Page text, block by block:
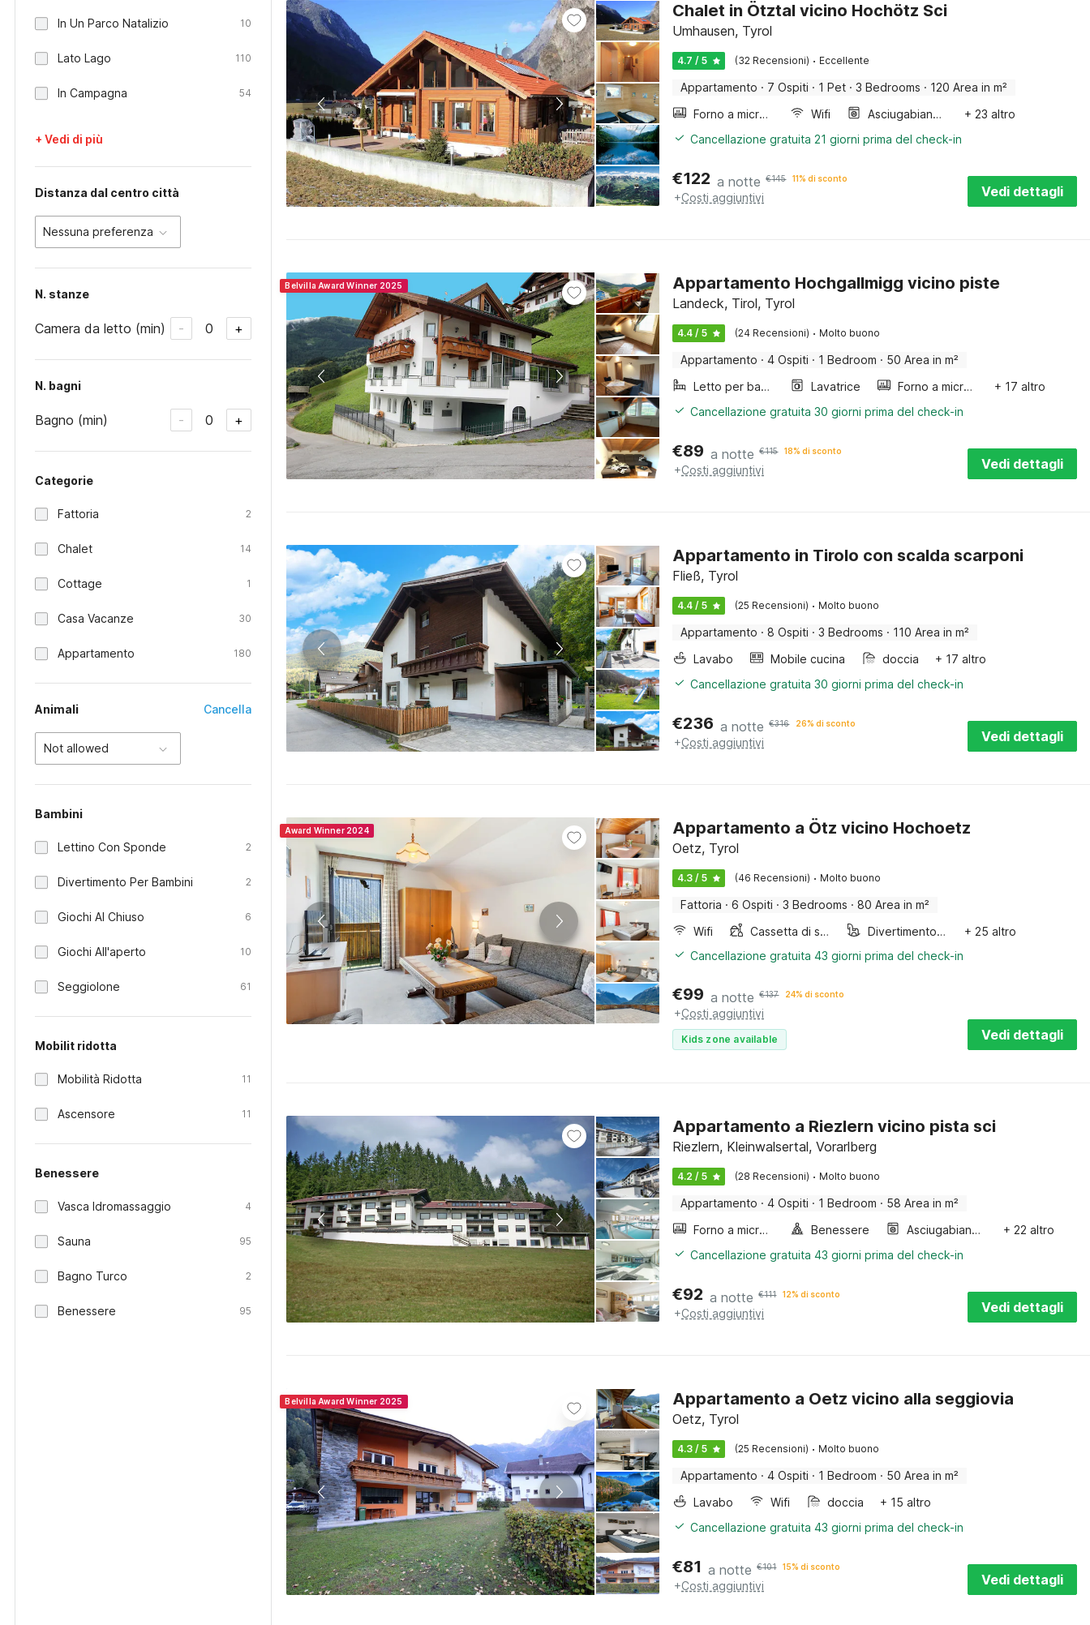
In Un Parco Natalizio 10
Lato Lago 110
In Campagna 54
+ Vedi di più
Distanza dal centro città
Nessuna preferenza
N. stanze
Camera da letto (min) - 0 +
N. bagni
Bagno (min) - 0 +
Categorie
Fattoria 2
Chalet 14
Cottage 1
Casa Vacanze 30
Appartamento 180
Animali Cancella
Not allowed
Bambini
Lettino Con Sponde 2
Divertimento Per Bambini 2
Giochi Al Chiuso 6
Giochi All'aperto 10
Seggiolone 61
Mobilit ridotta
Mobilità Ridotta 11
Ascensore 11
Benessere
Vasca Idromassaggio 4
Sauna 95
Bagno Turco 2
Benessere 95
Chalet in Ötztal vicino Hochötz Sci
Umhausen, Tyrol
4.7 / 5 (32 Recensioni) · Eccellente
Appartamento · 7 Ospiti · 1 Pet · 3 Bedrooms · 120 Area in m²
Forno a microonde combinato
Wifi Asciugabiancheria
+ 23 altro
Cancellazione gratuita 21 giorni prima del check-in
€122 a notte €145 11% di sconto
+Costi aggiuntivi Vedi dettagli
Belvilla Award Winner 2025 Appartamento Hochgallmigg vicino piste
Landeck, Tirol, Tyrol
4.4 / 5 (24 Recensioni) · Molto buono
Appartamento · 4 Ospiti · 1 Bedroom · 50 Area in m²
Letto per bambini
Lavatrice Forno a microonde combinato
+ 17 altro
Cancellazione gratuita 30 giorni prima del check-in
€89 a notte €115 18% di sconto
+Costi aggiuntivi Vedi dettagli
Appartamento in Tirolo con scalda scarponi
Fließ, Tyrol
4.4 / 5 (25 Recensioni) · Molto buono
Appartamento · 8 Ospiti · 3 Bedrooms · 110 Area in m²
Lavabo
Mobile cucina doccia
+ 17 altro
Cancellazione gratuita 30 giorni prima del check-in
€236 a notte €316 26% di sconto
+Costi aggiuntivi Vedi dettagli
Award Winner 2024 Appartamento a Ötz vicino Hochoetz
Oetz, Tyrol
4.3 / 5 (46 Recensioni) · Molto buono
Fattoria · 6 Ospiti · 3 Bedrooms · 80 Area in m²
Wifi
Cassetta di sabbia Divertimento per bambini
+ 25 altro
Cancellazione gratuita 43 giorni prima del check-in
€99 a notte €137 24% di sconto
+Costi aggiuntivi
Kids zone available Vedi dettagli
Appartamento a Riezlern vicino pista sci
Riezlern, Kleinwalsertal, Vorarlberg
4.2 / 5 (28 Recensioni) · Molto buono
Appartamento · 4 Ospiti · 1 Bedroom · 58 Area in m²
Forno a microonde combinato
Benessere Asciugabiancheria
+ 22 altro
Cancellazione gratuita 43 giorni prima del check-in
€92 a notte €111 12% di sconto
+Costi aggiuntivi Vedi dettagli
Belvilla Award Winner 2025 Appartamento a Oetz vicino alla seggiovia
Oetz, Tyrol
4.3 / 5 (25 Recensioni) · Molto buono
Appartamento · 4 Ospiti · 1 Bedroom · 50 Area in m²
Lavabo
Wifi doccia
+ 15 altro
Cancellazione gratuita 43 giorni prima del check-in
€81 a notte €101 15% di sconto
+Costi aggiuntivi Vedi dettagli